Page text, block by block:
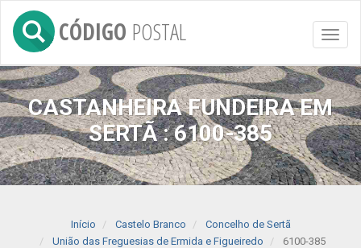
Toggle
CÓDIGO POSTAL
CASTANHEIRA FUNDEIRA EM
SERTÃ : 6100-385
Início Castelo Branco
Concelho de Sertã
União das Freguesias de Ermida e Figueiredo
6100-385